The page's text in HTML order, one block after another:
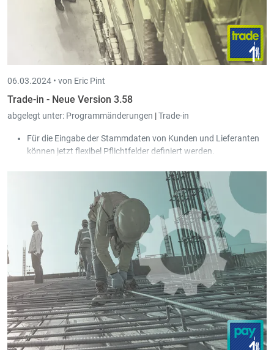
06.03.2024 • von Eric Pint
Trade-in - Neue Version 3.58
abgelegt unter: Programmänderungen |Trade-in
Für die Eingabe der Stammdaten von Kunden und Lieferanten
können jetzt flexibel Pflichtfelder definiert werden.